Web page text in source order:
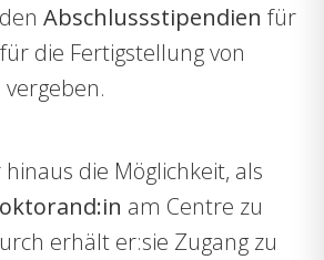
Abschlussstipendien für
die Fertigstellung von
die Möglichkeit, als
am Centre zu
erhält er:sie Zugang zu